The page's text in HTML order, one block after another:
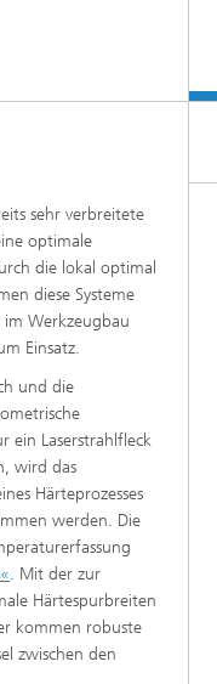
und Drucken
Thermisches
und
sehr verbreitete
optimale
die lokal optimal
diese Systeme
Werkzeugbau
Einsatz.
und die
ein Laserstrahlfleck
wird das
Härteprozesses
werden. Die
. Mit der zur
Härtespurbreiten
kommen robuste
zwischen den